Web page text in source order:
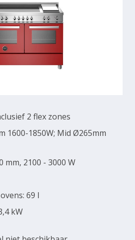
2 flex zones
1600-1850W; Mid Ø265mm
mm, 2100 - 3000 W
69 l
kW